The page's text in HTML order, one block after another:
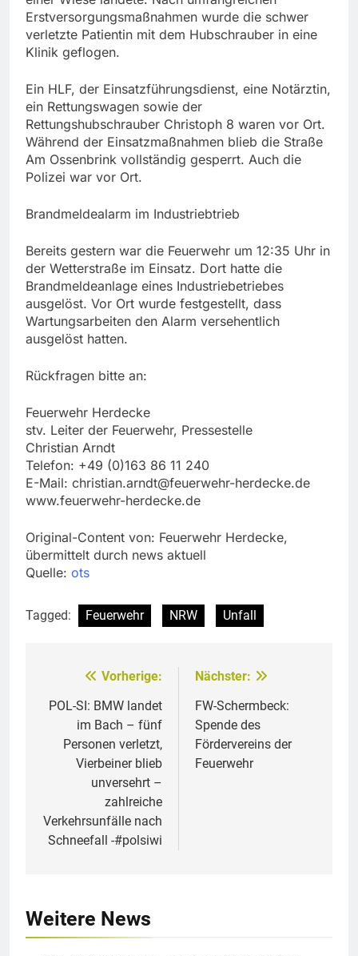
Erstversorgungsmaßnahmen wurde die schwer
verletzte Patientin mit dem Hubschrauber in eine
Klinik geflogen.
Ein HLF, der Einsatzführungsdienst, eine Notärztin,
ein Rettungswagen sowie der
Rettungshubschrauber Christoph 8 waren vor Ort.
Während der Einsatzmaßnahmen blieb die Straße
Am Ossenbrink vollständig gesperrt. Auch die
Polizei war vor Ort.
Brandmeldealarm im Industriebtrieb
Bereits gestern war die Feuerwehr um 12:35 Uhr in
der Wetterstraße im Einsatz. Dort hatte die
Brandmeldeanlage eines Industriebetriebes
ausgelöst. Vor Ort wurde festgestellt, dass
Wartungsarbeiten den Alarm versehentlich
ausgelöst hatten.
Rückfragen bitte an:
Feuerwehr Herdecke
stv. Leiter der Feuerwehr, Pressestelle
Christian Arndt
Telefon: +49 (0)163 86 11 240
E-Mail: christian.arndt@feuerwehr-herdecke.de
www.feuerwehr-herdecke.de
Original-Content von: Feuerwehr Herdecke,
übermittelt durch news aktuell
Quelle: ots
Tagged: Feuerwehr NRW Unfall
Beitragsnavigation
Vorherige:
POL-SI: BMW landet
im Bach – fünf
Personen verletzt,
Vierbeiner blieb
unversehrt –
zahlreiche
Verkehrsunfälle nach
Schneefall -#polsiwi
Nächster:
FW-Schermbeck:
Spende des
Fördervereins der
Feuerwehr
Weitere News